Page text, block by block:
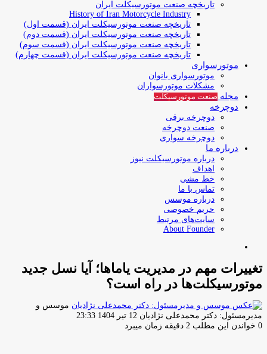
تاریخچه صنعت موتورسیکلت ایران
History of Iran Motorcycle Industry
تاریخچه صنعت موتورسیکلت ایران (قسمت اول)
تاریخچه صنعت موتورسیکلت ایران (قسمت دوم)
تاریخچه صنعت موتورسیکلت ایران (قسمت سوم)
تاریخچه صنعت موتورسیکلت ایران (قسمت چهارم)
موتورسواری
موتورسواری بانوان
مشکلات موتورسواران
مجله صنعت موتورسیکلت
دوچرخه
دوچرخه برقی
صنعت دوچرخه
دوچرخه سواری
درباره ما
درباره موتورسیکلت نیوز
اهداف
خط مشی
تماس با ما
درباره موسس
حریم خصوصی
سایت‌های مرتبط
About Founder
تغییرات مهم در مدیریت یاماها؛ آیا نسل جدید
موتورسیکلت‌ها در راه است؟
موسس و
مدیرمسئول: دکتر محمدعلی نژادیان ارسال
ایمیل
12 تیر 1404 23:33
0 خواندن این مطلب 2 دقیقه زمان میبرد